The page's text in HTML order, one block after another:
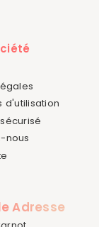
d'utilisation
nous
Adresse